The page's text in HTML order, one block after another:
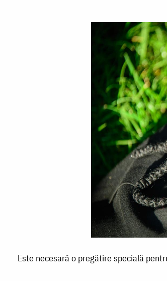
Este necesară o pregătire specială